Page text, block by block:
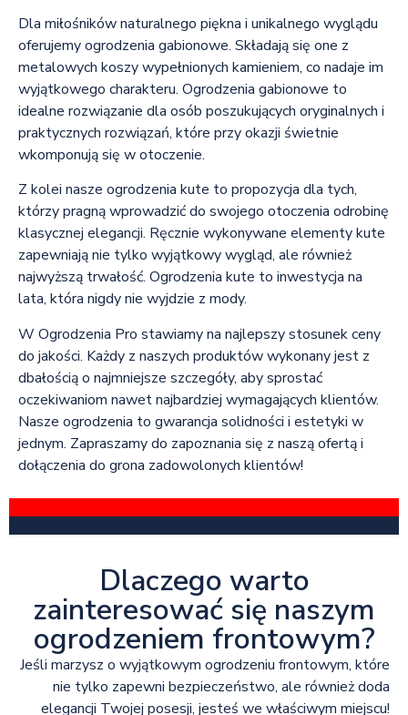
Dla miłośników naturalnego piękna i unikalnego wyglądu
oferujemy ogrodzenia gabionowe. Składają się one z
metalowych koszy wypełnionych kamieniem, co nadaje im
wyjątkowego charakteru. Ogrodzenia gabionowe to
idealne rozwiązanie dla osób poszukujących oryginalnych i
praktycznych rozwiązań, które przy okazji świetnie
wkomponują się w otoczenie.
Z kolei nasze ogrodzenia kute to propozycja dla tych,
którzy pragną wprowadzić do swojego otoczenia odrobinę
klasycznej elegancji. Ręcznie wykonywane elementy kute
zapewniają nie tylko wyjątkowy wygląd, ale również
najwyższą trwałość. Ogrodzenia kute to inwestycja na
lata, która nigdy nie wyjdzie z mody.
W Ogrodzenia Pro stawiamy na najlepszy stosunek ceny
do jakości. Każdy z naszych produktów wykonany jest z
dbałością o najmniejsze szczegóły, aby sprostać
oczekiwaniom nawet najbardziej wymagających klientów.
Nasze ogrodzenia to gwarancja solidności i estetyki w
jednym. Zapraszamy do zapoznania się z naszą ofertą i
dołączenia do grona zadowolonych klientów!
Dlaczego warto
zainteresować się naszym
ogrodzeniem frontowym?
Jeśli marzysz o wyjątkowym ogrodzeniu frontowym, które
nie tylko zapewni bezpieczeństwo, ale również doda
elegancji Twojej posesji, jesteś we właściwym miejscu!